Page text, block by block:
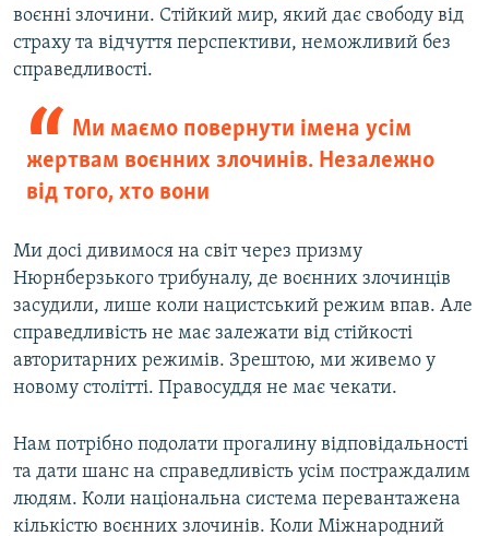
воєнні злочини. Стійкий мир, який дає свободу від
страху та відчуття перспективи, неможливий без
справедливості.
Ми маємо повернути імена усім
жертвам воєнних злочинів. Незалежно
від того, хто вони
Ми досі дивимося на світ через призму
Нюрнберзького трибуналу, де воєнних злочинців
засудили, лише коли нацистський режим впав. Але
справедливість не має залежати від стійкості
авторитарних режимів. Зрештою, ми живемо у
новому столітті. Правосуддя не має чекати.
Нам потрібно подолати прогалину відповідальності
та дати шанс на справедливість усім постраждалим
людям. Коли національна система перевантажена
кількістю воєнних злочинів. Коли Міжнародний